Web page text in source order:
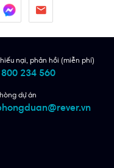
nại, phản hồi (miễn phí)
234 560
dự án